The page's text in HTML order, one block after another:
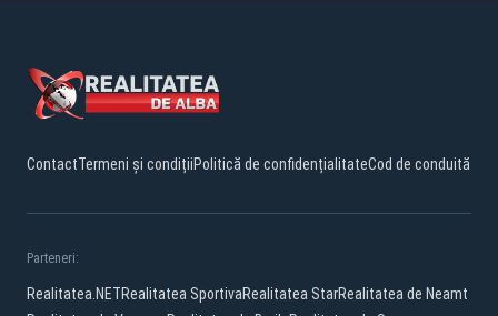
ContactTermeni și condițiiPolitică de confidențialitateCod de conduită
Parteneri:
Realitatea.NETRealitatea SportivaRealitatea StarRealitatea de Neamt